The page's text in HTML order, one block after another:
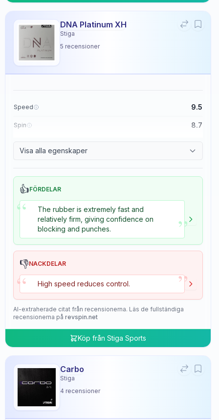
DNA Platinum XH
Stiga
5 recensioner
Speed 9.5
Spin 8.7
Visa alla egenskaper
👍FÖRDELAR
“
The rubber is extremely fast and
relatively firm, giving confidence on
blocking and punches.
”
👎NACKDELAR
“ High speed reduces control. ”
AI-extraherade citat från recensionerna. Läs de fullständiga
recensionerna på revspin.net
Köp från Stiga Sports
Carbo
Stiga
4 recensioner